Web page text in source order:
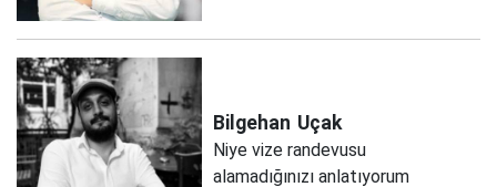
Bilgehan Uçak
Niye vize randevusu
alamadığınızı anlatıyorum